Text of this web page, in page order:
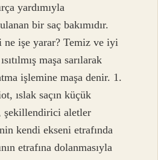
yardımıyla
bir saç bakımıdır.
ne işe yarar? Temiz ve iyi
maşa sarılarak
işlemine maşa denir. 1.
ıslak saçın küçük
şekillendirici aletler
kendi ekseni etrafında
etrafına dolanmasıyla